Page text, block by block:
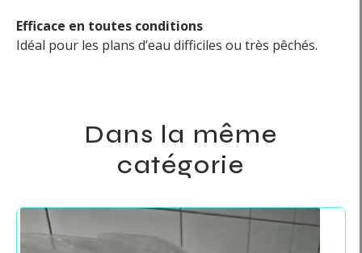
Efficace en toutes conditions
Idéal pour les plans d’eau difficiles ou très pêchés.
Dans la même
catégorie